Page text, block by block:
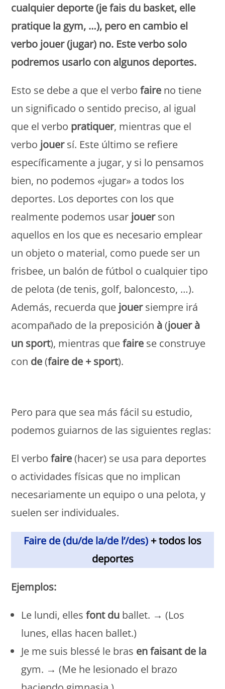
cualquier deporte (je fais du basket, elle
pratique la gym, …), pero en cambio el
verbo jouer (jugar) no. Este verbo solo
podremos usarlo con algunos deportes.
Esto se debe a que el verbofaire no tiene
un significado o sentido preciso, al igual
que el verbo pratiquer, mientras que el
verbo jouersí. Este último se refiere
específicamente a jugar, y si lo pensamos
bien, no podemos «jugar» a todos los
deportes. Los deportes con los que
realmente podemos usar jouerson
aquellos en los que es necesario emplear
un objeto o material, como puede ser un
frisbee, un balón de fútbol o cualquier tipo
de pelota (de tenis, golf, baloncesto, …).
Además, recuerda que jouersiempre irá
acompañado de la preposición à(jouer à
un sport), mientras quefaire se construye
con de(faire de + sport).
Pero para que sea más fácil su estudio,
podemos guiarnos de las siguientes reglas:
El verbofaire(hacer) se usa para deportes
o actividades físicas que no implican
necesariamente un equipo o una pelota, y
suelen ser individuales.
Faire de (du/de la/de l’/des) + todos los
deportes
Ejemplos:
Le lundi, ellesfont du ballet. → (Los
lunes, ellas hacen ballet.)
Je me suis blessé le bras en faisant de la
gym. → (Me he lesionado el brazo